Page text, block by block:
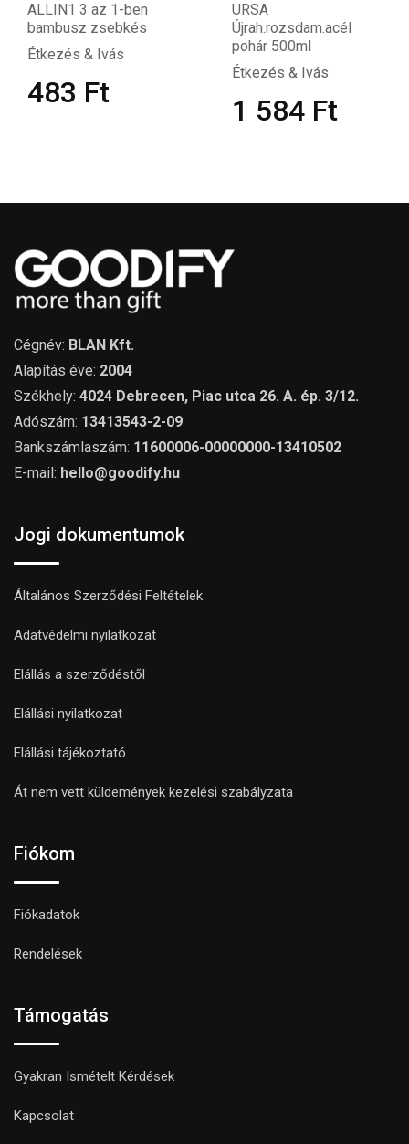
ALLIN1 3 az 1-ben
bambusz zsebkés
Étkezés & Ivás
483 Ft
URSA
Újrah.rozsdam.acél
pohár 500ml
Étkezés & Ivás
1 584 Ft
Cégnév: BLAN Kft.
Alapítás éve: 2004
Székhely: 4024 Debrecen, Piac utca 26. A. ép. 3/12.
Adószám: 13413543-2-09
Bankszámlaszám: 11600006-00000000-13410502
E-mail: hello@goodify.hu
Jogi dokumentumok
Általános Szerződési Feltételek
Adatvédelmi nyilatkozat
Elállás a szerződéstől
Elállási nyilatkozat
Elállási tájékoztató
Át nem vett küldemények kezelési szabályzata
Fiókom
Fiókadatok
Rendelések
Támogatás
Gyakran Ismételt Kérdések
Kapcsolat